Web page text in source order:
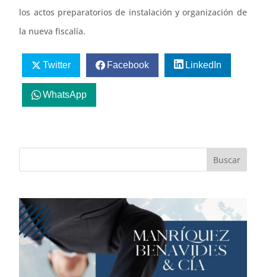
los actos preparatorios de instalación y organización de
la nueva fiscalía.
Twitter Facebook LinkedIn
WhatsApp